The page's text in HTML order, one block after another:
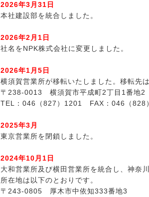
2026年3月31日
本社建設部を統合しました。
2026年2月1日
社名をNPK株式会社に変更しました。
2026年1月5日
横須賀営業所が移転いたしました。移転先
〒238-0013 横須賀市平成町2丁目1番地
TEL：046（827）1201 FAX：046（828
2025年3月
東京営業所を閉鎖しました。
2024年10月1日
大和営業所及び横田営業所を統合し、神奈
所在地は以下のとおりです。
〒243-0805 厚木市中依知333番地3